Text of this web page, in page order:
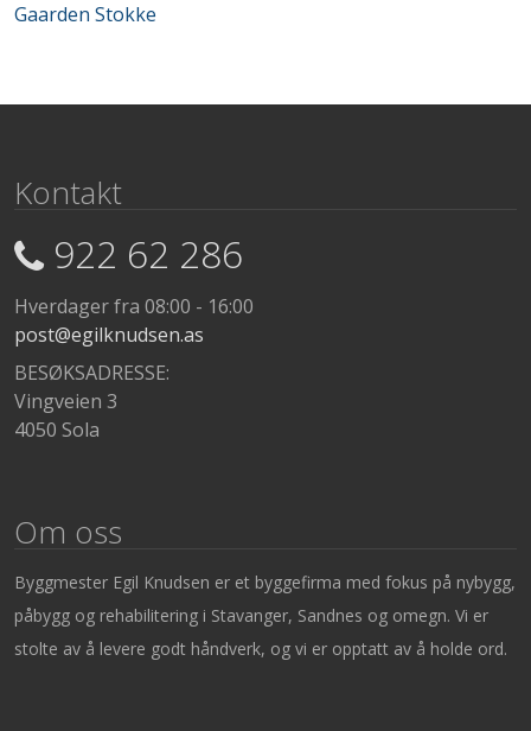
Gaarden Stokke
Kontakt
922 62 286
Hverdager fra 08:00 - 16:00
post@egilknudsen.as
BESØKSADRESSE:
Vingveien 3
4050 Sola
Om oss
Byggmester Egil Knudsen er et byggefirma med fokus på nybygg,
påbygg og rehabilitering i Stavanger, Sandnes og omegn. Vi er
stolte av å levere godt håndverk, og vi er opptatt av å holde ord.